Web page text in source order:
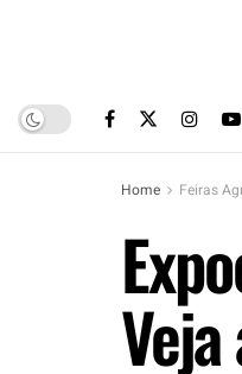
Home Feiras